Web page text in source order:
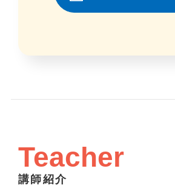
Teacher
講師紹介